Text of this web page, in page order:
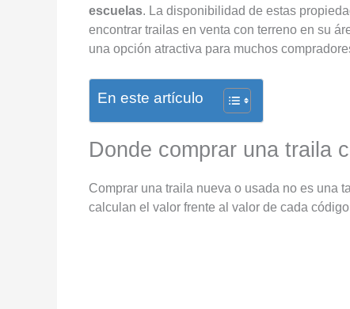
escuelas. La disponibilidad de estas
encontrar trailas en venta con terreno en su
una opción atractiva para muchos
En este artículo
Donde comprar una traila
Comprar una traila nueva o usada no es una
calculan el valor frente al valor de cada